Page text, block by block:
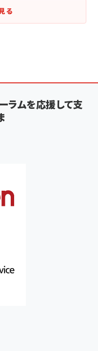
る
ラムを応援して支